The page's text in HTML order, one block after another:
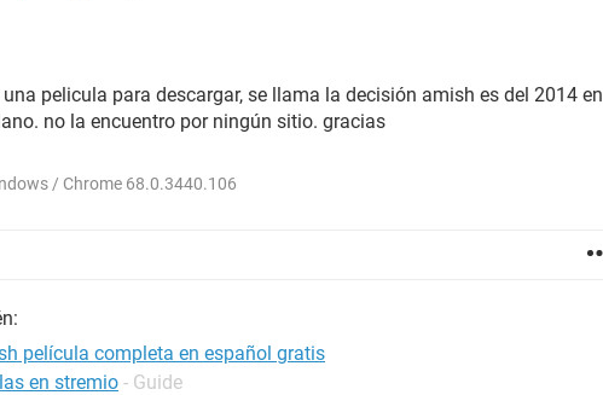
pelicula para descargar, se llama la decisión amish es del 2014 en
no la encuentro por ningún sitio. gracias
/ Chrome 68.0.3440.106
película completa en español gratis
en stremio - Guide